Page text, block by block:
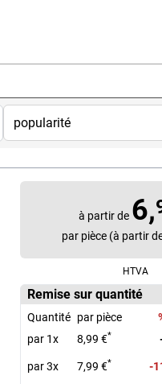
à partir de 6,
par pièce (à partir
HTVA
Remise sur quantité
Quantité par pièce
par 1x
8,99 €*
par 3x 7,99 €* -